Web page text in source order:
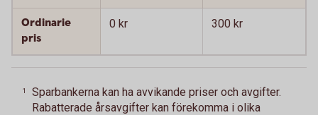
Ordinarie
pris
0 kr 300 kr
1
Sparbankerna kan ha avvikande priser och avgifter.
Rabatterade årsavgifter kan förekomma i olika